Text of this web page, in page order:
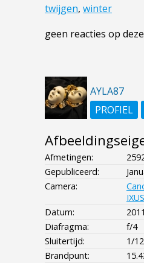
twijgen, winter
geen reacties op
AYLA87
PROFIEL
Afmetingen:
Gepubliceerd:
Camera:
Datum:
Diafragma:
f/4
Sluitertijd:
1/
Brandpunt: